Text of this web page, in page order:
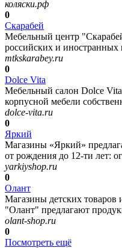
коляски.рф
0
Скарабей
Мебельный центр
российских и иностранных
mtkskarabey.ru
0
Dolce Vita
Мебельный салон Dolce
корпусной мебели
dolce-vita.ru
0
Яркий
Магазины «Яркий»
от рождения до 12-ти лет:
yarkiyshop.ru
0
Олант
Магазины детских товаров
"Олант" предлагают
olant-shop.ru
0
Посмотреть ещё